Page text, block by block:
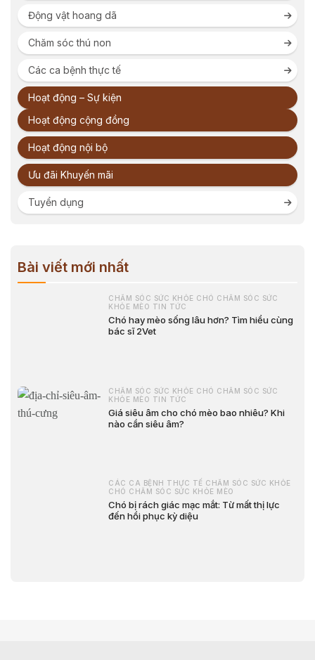
Động vật hoang dã
Chăm sóc thú non
Các ca bệnh thực tế
Hoạt động – Sự kiện
Hoạt động cộng đồng
Hoạt động nội bộ
Ưu đãi Khuyến mãi
Tuyển dụng
Bài viết mới nhất
CHĂM SÓC SỨC KHỎE CHÓ CHĂM SÓC SỨC
KHỎE MÈO TIN TỨC
Chó hay mèo sống lâu hơn? Tìm hiểu cùng
bác sĩ 2Vet
CHĂM SÓC SỨC KHỎE CHÓ CHĂM SÓC SỨC
KHỎE MÈO TIN TỨC
Giá siêu âm cho chó mèo bao nhiêu? Khi
nào cần siêu âm?
CÁC CA BỆNH THỰC TẾ CHĂM SÓC SỨC KHỎE
CHÓ CHĂM SÓC SỨC KHỎE MÈO
Chó bị rách giác mạc mắt: Từ mất thị lực
đến hồi phục kỳ diệu